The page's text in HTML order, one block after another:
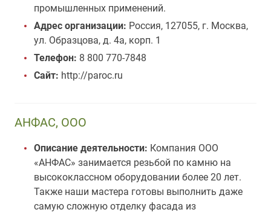
промышленных применений.
Адрес организации: Россия, 127055, г. Москва,
ул. Образцова, д. 4а, корп. 1
Телефон: 8 800 770-7848
Сайт: http://paroc.ru
АНФАС, ООО
Описание деятельности: Компания ООО
«АНФАС» занимается резьбой по камню на
высококлассном оборудовании более 20 лет.
Также наши мастера готовы выполнить даже
самую сложную отделку фасада из